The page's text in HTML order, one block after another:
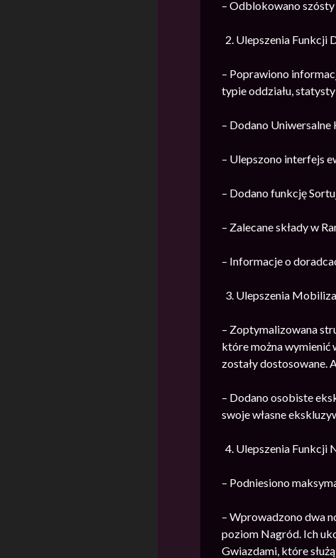
– Odblokowano szósty
Ulepszenia Funkcji
– Poprawiono
typie oddziału,
– Dodano Uniwersalne
– Ulepszono interfejs
– Dodano funkcję
– Zalecane składy w
– Informacje o
Ulepszenia
– Zoptymalizowana
które można wymienić
zostały dostosowane.
– Dodano osobiste
swoje własne
Ulepszenia Funkcji
– Podniesiono
– Wprowadzono dwa
poziom Nagród. Ich
Gwiazdami, które